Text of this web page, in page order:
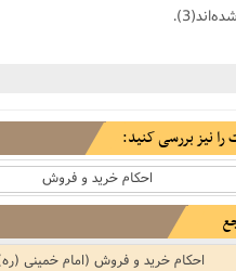
شده‌اند(3).
نیز بررسی کنید:
احکام خرید و فروش
احکام خرید و فروش (امام خمینی